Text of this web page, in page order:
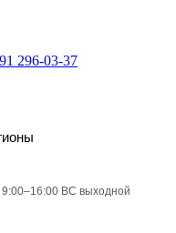
296-03-37
ВС выходной